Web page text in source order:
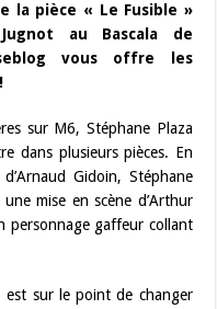
la pièce « Le Fusible »
au Bascala de
vous offre les
sur M6, Stéphane Plaza
dans plusieurs pièces. En
Gidoin, Stéphane
mise en scène d’Arthur
personnage gaffeur collant
est sur le point de changer